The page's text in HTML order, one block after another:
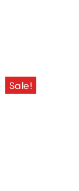
Sale!